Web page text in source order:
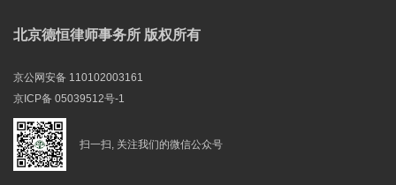
北京德恒律师事务所 版权所有
京公网安备 110102003161
京ICP备 05039512号-1
扫一扫, 关注我们的微信公众号